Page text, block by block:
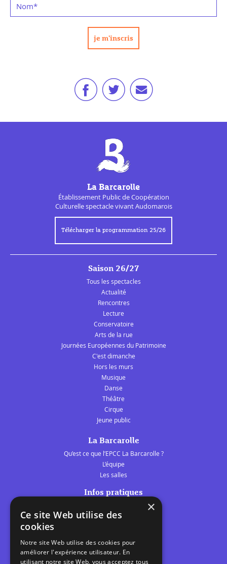
Nom*
La Barcarolle
Établissement Public deCoopération
Culturellespectacle vivant Audomarois
Télécharger la programmation 25/26
Saison 26/27
Tous les spectacles
Actualité
Rencontres
Lecture
Conservatoire
Arts de la rue
Journées Européennes du Patrimoine
C'est dimanche
Hors les murs
Musique
Danse
Théâtre
Cirque
Jeune public
La Barcarolle
Qu’est ce que l’EPCC La Barcarolle ?
L’équipe
Les salles
Infos pratiques
Les belles scènes audomaroises
Calendrier
Programme des spectacles
×
Ce site Web utilise des
cookies
Notre site Web utilise des cookies pour
améliorer l'expérience utilisateur. En
utilisant notre site Web, vous acceptez tous